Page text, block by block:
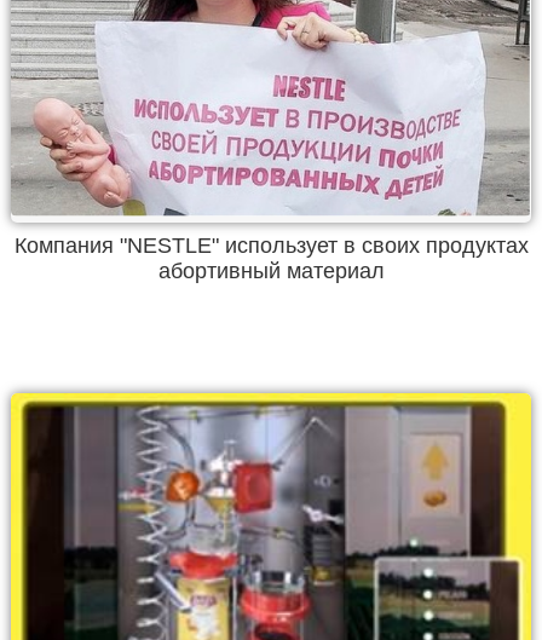
Компания "NESTLE" использует в своих продуктах
абортивный материал